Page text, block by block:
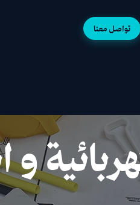
تواصل معنا
و